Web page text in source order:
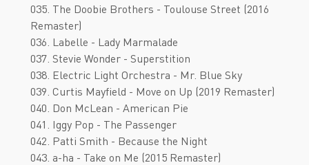
035. The Doobie Brothers - Toulouse Street (2016
Remaster)
036. Labelle - Lady Marmalade
037. Stevie Wonder - Superstition
038. Electric Light Orchestra - Mr. Blue Sky
039. Curtis Mayfield - Move on Up (2019 Remaster)
040. Don McLean - American Pie
041. Iggy Pop - The Passenger
042. Patti Smith - Because the Night
043. a-ha - Take on Me (2015 Remaster)